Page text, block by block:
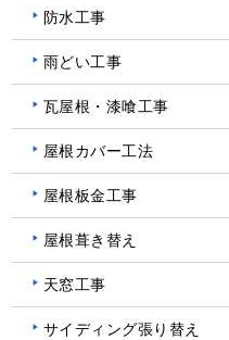
防水工事
雨どい工事
瓦屋根・漆喰工事
屋根カバー工法
屋根板金工事
屋根葺き替え
天窓工事
サイディング張り替え